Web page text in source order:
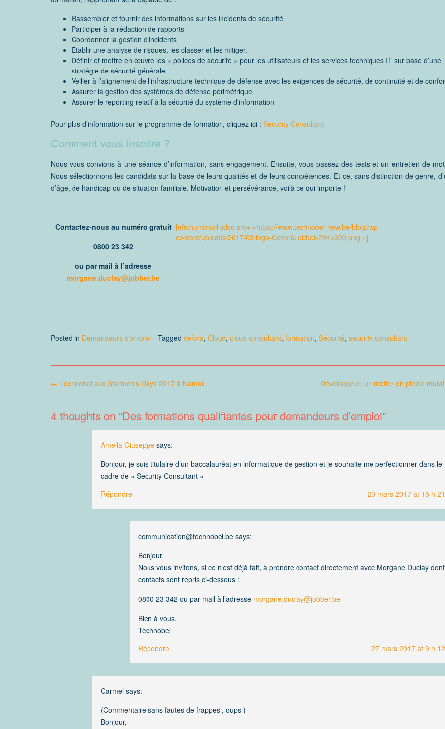
Rassembler et fournir des informations sur les incidents de sécurité
Participer à la rédaction de rapports
Coordonner la gestion d’incidents
Etablir une analyse de risques, les classer et les mitiger.
Définir et mettre en œuvre les « polices de sécurité » pour les utilisateurs et les services techniques IT sur base d’une
stratégie de sécurité générale
Veiller à l’alignement de l’infrastructure technique de défense avec les exigences de sécurité, de continuité et de
Assurer la gestion des systèmes de défense périmétrique
Assurer le reporting relatif à la sécurité du système d’information
Pour plus d’information sur le programme de formation, cliquez ici : Security Consultant
Comment vous inscrire ?
Nous vous convions à une séance d’information, sans engagement. Ensuite, vous passez des tests et un entretien de
Nous sélectionnons les candidats sur la base de leurs qualités et de leurs compétences. Et ce, sans distinction de genre,
d’âge, de handicap ou de situation familiale. Motivation et persévérance, voilà ce qui importe !
Contactez-nous au numéro gratuit
0800 23 342
ou par mail à l’adresse
morgane.duclay@jobber.be
[efsthumbnail sdsd src= »https://www.technobel-new.be/blog//wp-
content/uploads/2017/03/logo-CevoraJobber-294×300.png »]
Posted in Demandeurs d'emploi Tagged cefora, Cloud, cloud consultant, formation, Securité, security consultant
Post
Développeur, un métier en pleine
← Technobel aux Startech’s Days 2017 à Namur
4 thoughts on “Des formations qualifiantes pour demandeurs d’emploi”
Amella Giuseppe says:
Bonjour, je suis titulaire d’un baccalauréat en informatique de gestion et je souhaite me perfectionner dans le
cadre de « Security Consultant »
Répondre
20 mars 2017 at 15 h
communication@technobel.be says:
Bonjour,
Nous vous invitons, si ce n’est déjà fait, à prendre contact directement avec Morgane Duclay
contacts sont repris ci-dessous :
0800 23 342 ou par mail à l’adresse morgane.duclay@jobber.be
Bien à vous,
Technobel
Répondre
27 mars 2017 at 9 h
Carmel says:
(Commentaire sans fautes de frappes , oups )
Bonjour,